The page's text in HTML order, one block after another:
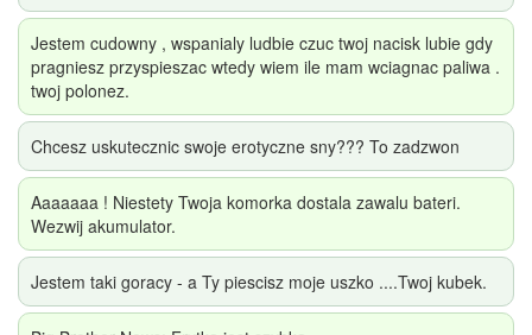
Jestem cudowny , wspanialy ludbie czuc twoj nacisk lubie gdy
pragniesz przyspieszac wtedy wiem ile mam wciagnac paliwa .
twoj polonez.
Chcesz uskutecznic swoje erotyczne sny??? To zadzwon
Aaaaaaa ! Niestety Twoja komorka dostala zawalu bateri.
Wezwij akumulator.
Jestem taki goracy - a Ty piescisz moje uszko ....Twoj kubek.